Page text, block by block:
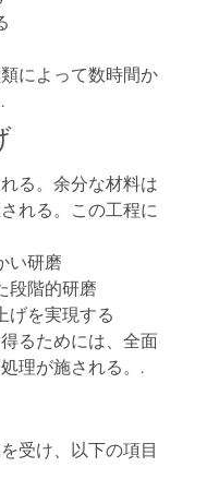
によって数時間か
る。余分な材料は
れる。この工程に
い研磨
段階的研磨
げを実現する
るためには、全面
理が施される。.
受け、以下の項目